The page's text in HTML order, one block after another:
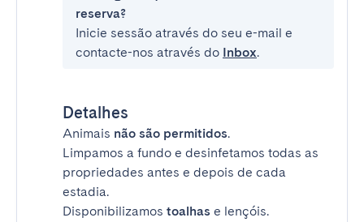
reserva?
Inicie sessão através do seu e-mail e
contacte-nos através do Inbox.
Detalhes
Animais não são permitidos.
Limpamos a fundo e desinfetamos todas as
propriedades antes e depois de cada
estadia.
Disponibilizamos toalhas e lençóis.